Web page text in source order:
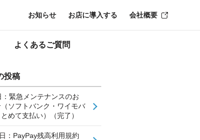
よくあるご質問
お知らせ お店に導入する 会社概要
投稿
：緊急メンテナンスのお
ソフトバンク・ワイモバ
めて支払い）（完了）
：PayPay残高利用規約